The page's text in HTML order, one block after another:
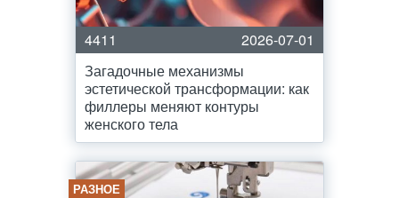
4411
2026-07-01
Загадочные механизмы
эстетической трансформации: как
филлеры меняют контуры
женского тела
РАЗНОЕ